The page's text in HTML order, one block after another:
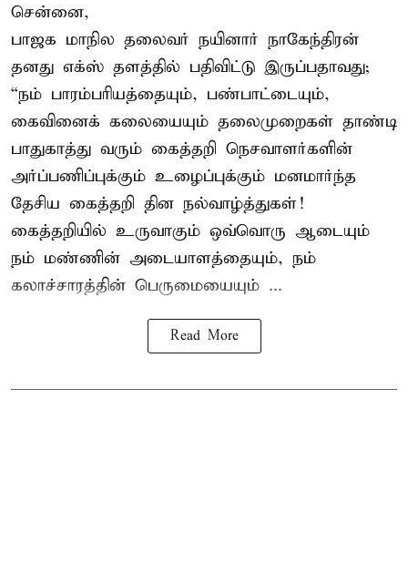
சென்னை,
பாஜக மாநில தலைவர் நயினார் நாகேந்திரன்
தனது எக்ஸ் தளத்தில் பதிவிட்டு இருப்பதாவது;
“நம் பாரம்பரியத்தையும், பண்பாட்டையும்,
கைவினைக் கலையையும் தலைமுறைகள் தாண்டி
பாதுகாத்து வரும் கைத்தறி நெசவாளர்களின்
அர்ப்பணிப்புக்கும் உழைப்புக்கும் மனமார்ந்த
தேசிய கைத்தறி தின நல்வாழ்த்துகள்!
கைத்தறியில் உருவாகும் ஒவ்வொரு ஆடையும்
நம் மண்ணின் அடையாளத்தையும், நம்
கலாச்சாரத்தின் பெருமையையும் ...
Read More